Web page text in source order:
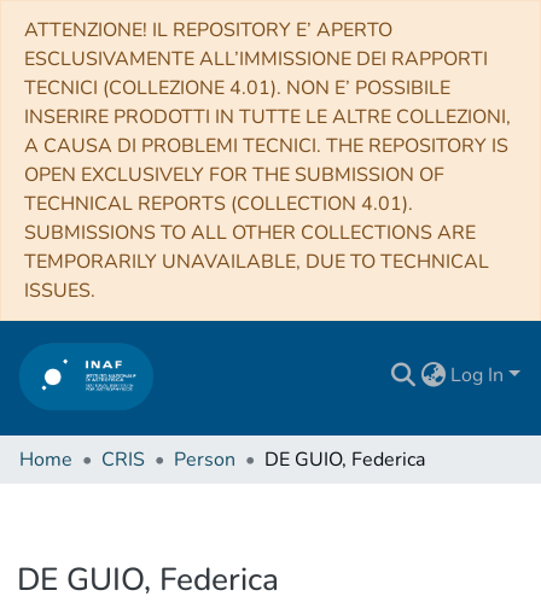
ATTENZIONE! IL REPOSITORY E’ APERTO
ESCLUSIVAMENTE ALL’IMMISSIONE DEI RAPPORTI
TECNICI (COLLEZIONE 4.01). NON E’ POSSIBILE
INSERIRE PRODOTTI IN TUTTE LE ALTRE COLLEZIONI,
A CAUSA DI PROBLEMI TECNICI. THE REPOSITORY IS
OPEN EXCLUSIVELY FOR THE SUBMISSION OF
TECHNICAL REPORTS (COLLECTION 4.01).
SUBMISSIONS TO ALL OTHER COLLECTIONS ARE
TEMPORARILY UNAVAILABLE, DUE TO TECHNICAL
ISSUES.
Log In
Home CRIS Person DE GUIO, Federica
DE GUIO, Federica